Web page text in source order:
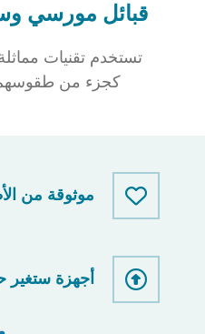
قبائل مورسي
تستخدم تقنيات
كجزء من طقوسهم
موثوقة من
أجهزة ستغير